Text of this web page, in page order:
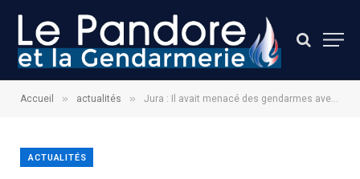
Accueil » actualités » Jura : Il avait menacé des gendarmes avec un couteau. Ce père de famille fini écroué
ACTUALITÉS